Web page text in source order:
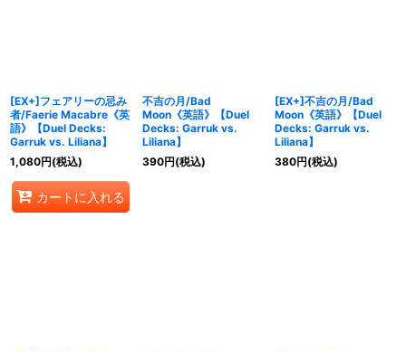
[EX+]フェアリーの忌み
者/Faerie Macabre《英
語》【Duel Decks:
Garruk vs. Liliana】
1,080円(税込)
カートに入れる
不吉の月/Bad
Moon《英語》【Duel
Decks: Garruk vs.
Liliana】
390円(税込)
[EX+]不吉の月/Bad
Moon《英語》【Duel
Decks: Garruk vs.
Liliana】
380円(税込)